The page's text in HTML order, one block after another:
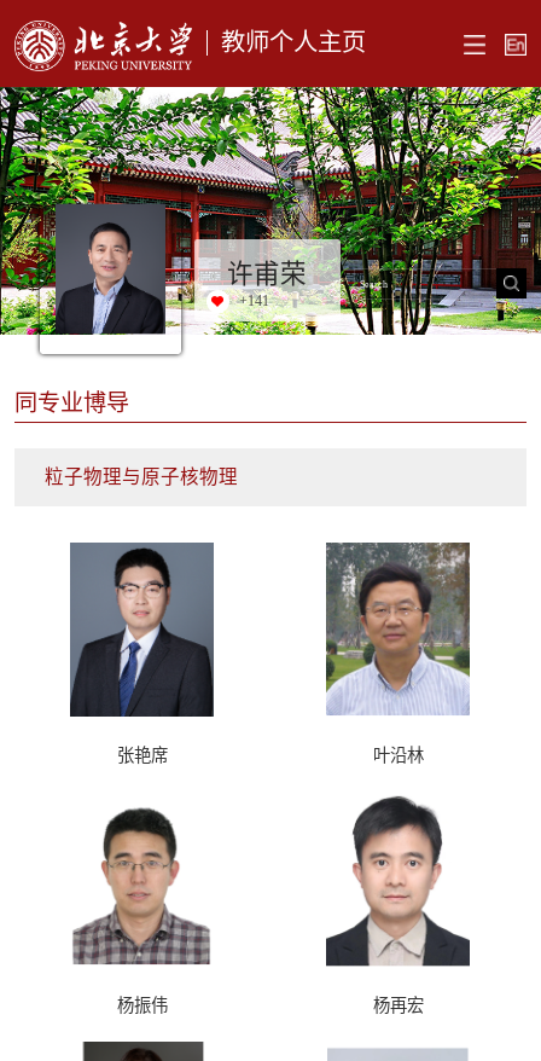
教师个人主页
许甫荣
+141
同专业博导
粒子物理与原子核物理
张艳席 叶沿林
杨振伟 杨再宏